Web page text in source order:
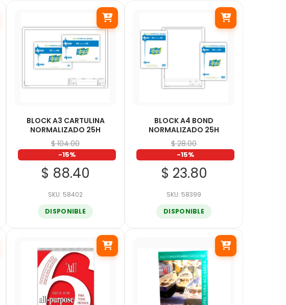
BLOCK A3 CARTULINA
NORMALIZADO 25H
$ 104.00
-15%
$ 88.40
SKU: 58402
DISPONIBLE
BLOCK A4 BOND
NORMALIZADO 25H
$ 28.00
-15%
$ 23.80
SKU: 58399
DISPONIBLE